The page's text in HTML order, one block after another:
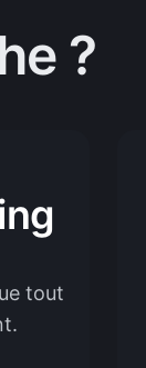
?
tout